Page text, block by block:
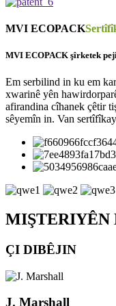
MVI ECOPACK
MVI ECOPACK şîrketek
Em serbilind in ku em
xwarinê yên
afirandina cîhanek çêtir
sêyemîn in. Van
MIŞTERIYÊN
ÇI DIBÊJIN
J. Marshall